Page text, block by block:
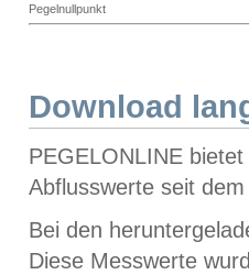
Pegelnullpunkt
Download
PEGELONLINE
Abflusswerte seit
Bei den
Diese Messwerte